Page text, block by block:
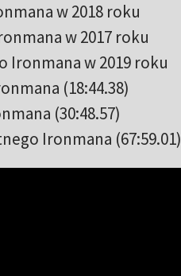
w 2018 roku
w 2017 roku
Ironmana w 2019 roku
(18:44.38)
(30:48.57)
Ironmana (67:59.01)